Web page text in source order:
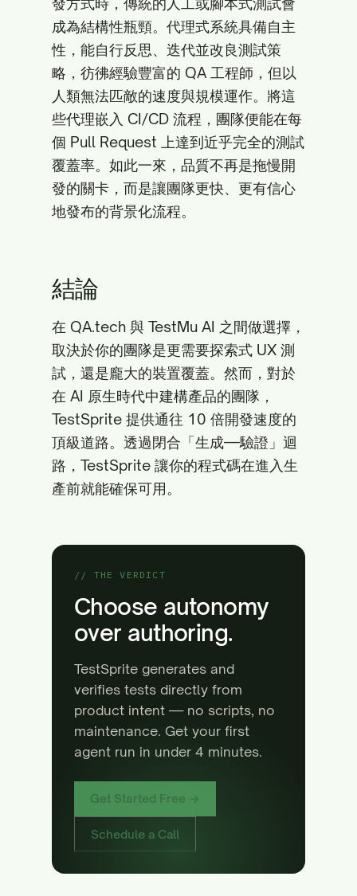
成為結構性瓶頸。代理式系統具備自主
性，能自行反思、迭代並改良測試策
略，彷彿經驗豐富的 QA 工程師，但以
人類無法匹敵的速度與規模運作。將這
些代理嵌入 CI/CD 流程，團隊便能在每
個 Pull Request 上達到近乎完全的測試
覆蓋率。如此一來，品質不再是拖慢開
發的關卡，而是讓團隊更快、更有信心
地發布的背景化流程。
結論
在 QA.tech 與 TestMu AI 之間做選擇，
取決於你的團隊是更需要探索式 UX 測
試，還是龐大的裝置覆蓋。然而，對於
在 AI 原生時代中建構產品的團隊，
TestSprite 提供通往 10 倍開發速度的
頂級道路。透過閉合「生成—驗證」迴
路，TestSprite 讓你的程式碼在進入生
產前就能確保可用。
// THE VERDICT
Choose autonomy
over authoring.
TestSprite generates and
verifies tests directly from
product intent — no scripts, no
maintenance. Get your first
agent run in under 4 minutes.
Get Started Free →
Schedule a Call